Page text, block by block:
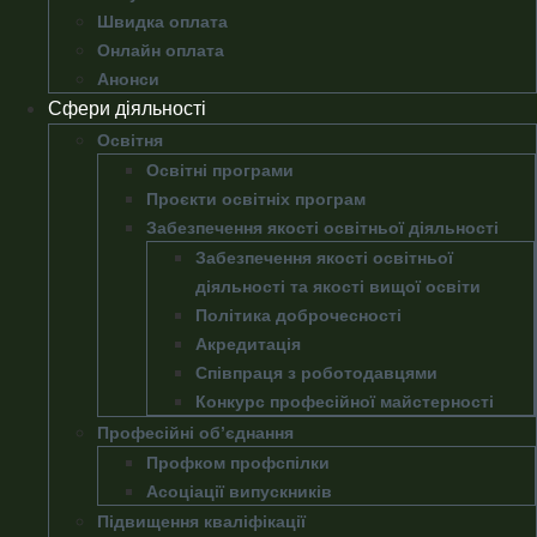
Швидка оплата
Онлайн оплата
Анонси
Сфери діяльності
Освітня
Освітні програми
Проєкти освітніх програм
Забезпечення якості освітньої діяльності
Забезпечення якості освітньої
діяльності та якості вищої освіти
Політика доброчесності
Акредитація
Співпраця з роботодавцями
Конкурс професійної майстерності
Професійні об’єднання
Профком профспілки
Асоціації випускників
Підвищення кваліфікації